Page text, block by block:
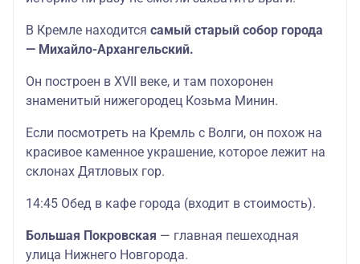
В Кремле находится самый старый собор города
— Михайло-Архангельский.
Он построен в XVII веке, и там похоронен
знаменитый нижегородец Козьма Минин.
Если посмотреть на Кремль с Волги, он похож на
красивое каменное украшение, которое лежит на
склонах Дятловых гор.
14:45 Обед в кафе города (входит в стоимость).
Большая Покровская — главная пешеходная
улица Нижнего Новгорода.